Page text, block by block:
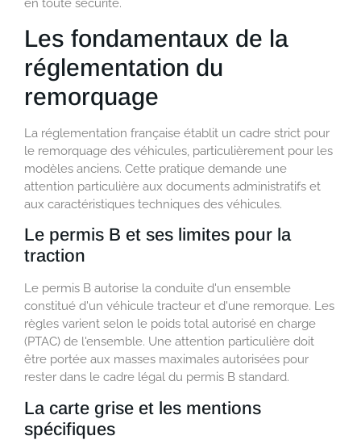
en toute sécurité.
Les fondamentaux de la
réglementation du
remorquage
La réglementation française établit un cadre strict pour
le remorquage des véhicules, particulièrement pour les
modèles anciens. Cette pratique demande une
attention particulière aux documents administratifs et
aux caractéristiques techniques des véhicules.
Le permis B et ses limites pour la
traction
Le permis B autorise la conduite d'un ensemble
constitué d'un véhicule tracteur et d'une remorque. Les
règles varient selon le poids total autorisé en charge
(PTAC) de l'ensemble. Une attention particulière doit
être portée aux masses maximales autorisées pour
rester dans le cadre légal du permis B standard.
La carte grise et les mentions
spécifiques